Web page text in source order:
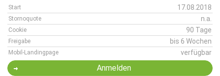
Start 17.08.2018
Stornoquote n.a.
Cookie 90 Tage
Freigabe bis 6 Wochen
Mobil-Landingpage verfügbar
Anmelden